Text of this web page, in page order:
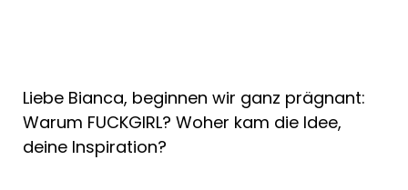
Liebe Bianca, beginnen wir ganz prägnant:
Warum FUCKGIRL? Woher kam die Idee,
deine Inspiration?